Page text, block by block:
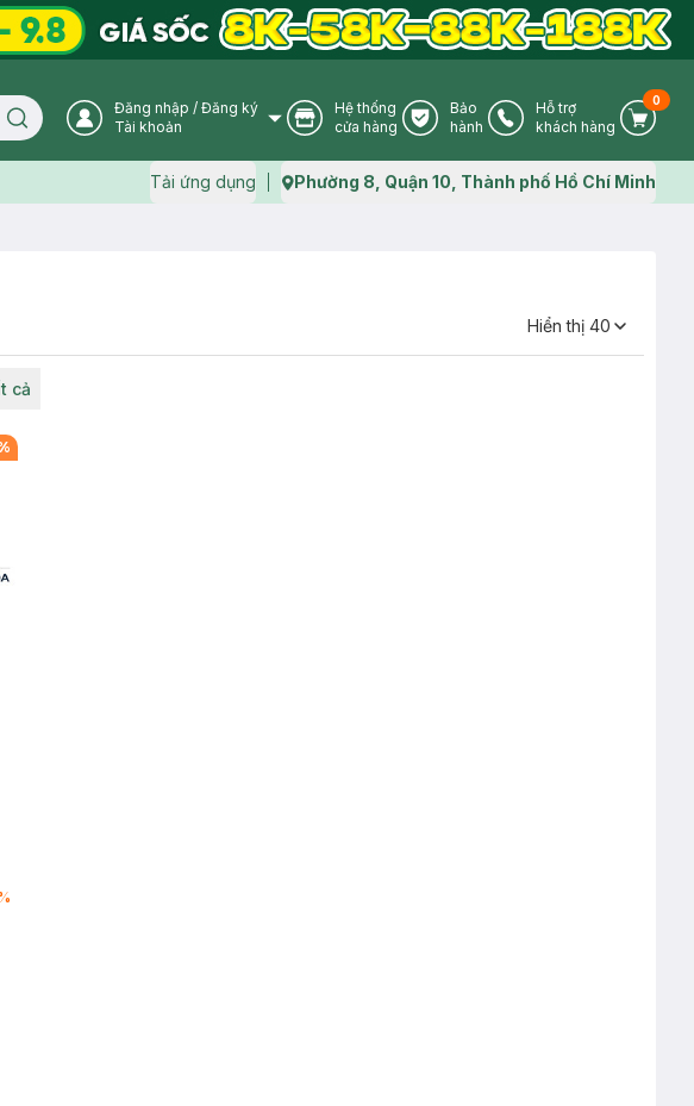
Search icon User Icon
Đăng nhập / Đăng ký
Tài khoản
Store Icon
Hệ thống
cửa hàng
Warranty Icon
Bảo
hành
Phone Icon
Hỗ trợ
khách hàng
Cart
0
Tải ứng dụng Map icon
Phường 8, Quận 10, Thành phố Hồ Chí Minh
Hiển thị 40
cả